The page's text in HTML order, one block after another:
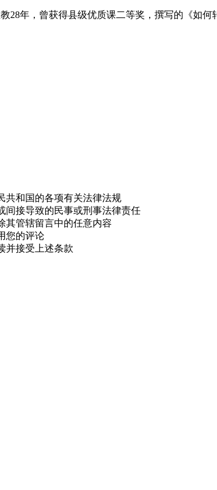
年，曾获得县级优质课二等奖，撰写的《如
共和国的各项有关法律法规
间接导致的民事或刑事法律责任
其管辖留言中的任意内容
您的评论
并接受上述条款